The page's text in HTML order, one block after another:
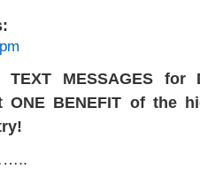
MESSAGES for
BENEFIT of the